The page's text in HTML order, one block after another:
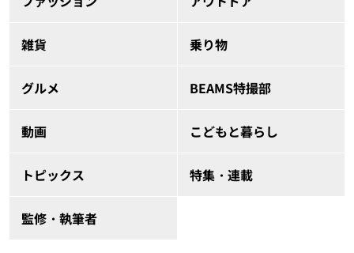
雑貨 乗り物
グルメ BEAMS特撮部
動画 こどもと暮らし
トピックス 特集・連載
監修・執筆者